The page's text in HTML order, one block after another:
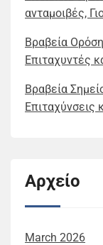
ανταμοιβές,
Βραβεία
Επιταχυντές
Βραβεία
Επιταχύνσεις
Αρχείο
March 2026